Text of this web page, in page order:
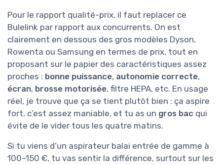
Pour le rapport qualité-prix, il faut replacer ce
Bulelink par rapport aux concurrents. On est
clairement en dessous des gros modèles Dyson,
Rowenta ou Samsung en termes de prix, tout en
proposant sur le papier des caractéristiques assez
proches : bonne puissance, autonomie correcte,
écran, brosse motorisée, filtre HEPA, etc. En usage
réel, je trouve que ça se tient plutôt bien : ça aspire
fort, c’est assez maniable, et tu as un gros bac qui
évite de le vider tous les quatre matins.
Si tu viens d’un aspirateur balai entrée de gamme à
100–150 €, tu vas sentir la différence, surtout sur les